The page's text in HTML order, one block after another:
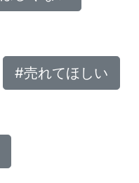
#売れてほしい